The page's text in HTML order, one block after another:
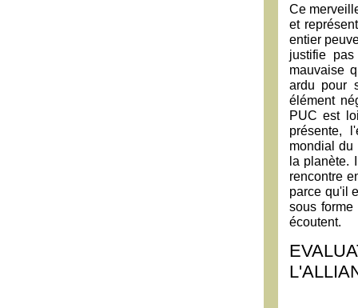
Ce
et
entier
justifie
mauvaise
ardu pour
élément
PUC est
présente,
mondial du
la planète.
rencontre
parce qu'il
sous
écoutent.